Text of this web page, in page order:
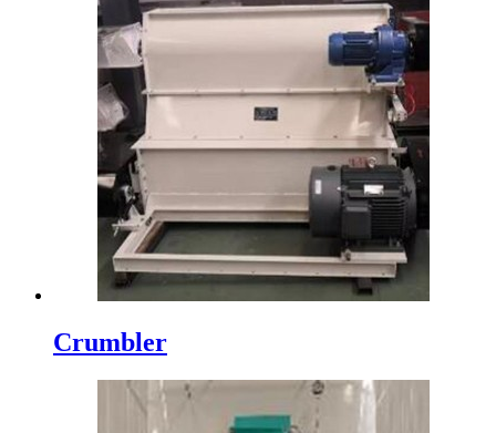
Crumbler